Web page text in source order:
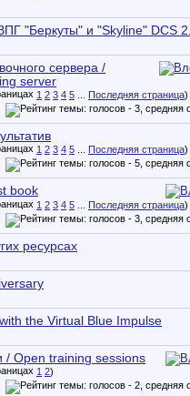
"Беркуты" и "Skyline" DCS
сервера /
server
1 2 3 4 5 Последняя страница)
1 2 3 4 5 Последняя страница)
book
1 2 3 4 5 Последняя страница)
ресурсах
the Virtual Blue Impulse
/ Open training sessions
1 2)